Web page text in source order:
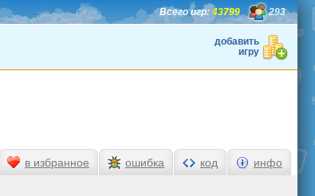
293
Всего игр:43799
добавить
игру
в избранное ошибка код инфо